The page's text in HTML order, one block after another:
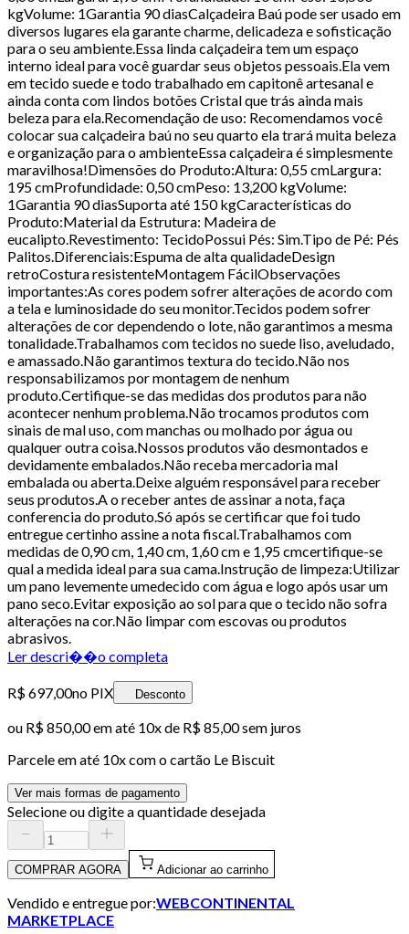
kgVolume: 1Garantia 90 diasCalçadeira Baú pode ser usado em
diversos lugares ela garante charme, delicadeza e sofisticação
para o seu ambiente.Essa linda calçadeira tem um espaço
interno ideal para você guardar seus objetos pessoais.Ela vem
em tecido suede e todo trabalhado em capitonê artesanal e
ainda conta com lindos botões Cristal que trás ainda mais
beleza para ela.Recomendação de uso: Recomendamos você
colocar sua calçadeira baú no seu quarto ela trará muita beleza
e organização para o ambienteEssa calçadeira é simplesmente
maravilhosa!Dimensões do Produto:Altura: 0,55 cmLargura:
195 cmProfundidade: 0,50 cmPeso: 13,200 kgVolume:
1Garantia 90 diasSuporta até 150 kgCaracterísticas do
Produto:Material da Estrutura: Madeira de
eucalipto.Revestimento: TecidoPossui Pés: Sim.Tipo de Pé: Pés
Palitos.Diferenciais:Espuma de alta qualidadeDesign
retroCostura resistenteMontagem FácilObservações
importantes:As cores podem sofrer alterações de acordo com
a tela e luminosidade do seu monitor.Tecidos podem sofrer
alterações de cor dependendo o lote, não garantimos a mesma
tonalidade.Trabalhamos com tecidos no suede liso, aveludado,
e amassado.Não garantimos textura do tecido.Não nos
responsabilizamos por montagem de nenhum
produto.Certifique-se das medidas dos produtos para não
acontecer nenhum problema.Não trocamos produtos com
sinais de mal uso, com manchas ou molhado por água ou
qualquer outra coisa.Nossos produtos vão desmontados e
devidamente embalados.Não receba mercadoria mal
embalada ou aberta.Deixe alguém responsável para receber
seus produtos.A o receber antes de assinar a nota, faça
conferencia do produto.Só após se certificar que foi tudo
entregue certinho assine a nota fiscal.Trabalhamos com
medidas de 0,90 cm, 1,40 cm, 1,60 cm e 1,95 cmcertifique-se
qual a medida ideal para sua cama.Instrução de limpeza:Utilizar
um pano levemente umedecido com água e logo após usar um
pano seco.Evitar exposição ao sol para que o tecido não sofra
alterações na cor.Não limpar com escovas ou produtos
abrasivos.
Ler descri��o completa
R$ 697,00no PIX Desconto
ou R$ 850,00em até 10x de R$ 85,00 sem juros
Parcele em até 10x com o cartão Le Biscuit
Ver mais formas de pagamento
Selecione ou digite a quantidade desejada
COMPRAR AGORA Adicionar ao carrinho
Vendido e entregue por:WEBCONTINENTAL
MARKETPLACE